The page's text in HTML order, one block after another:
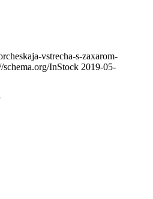
vstrecha-s-zaxarom-
schema.org/InStock 2019-05-